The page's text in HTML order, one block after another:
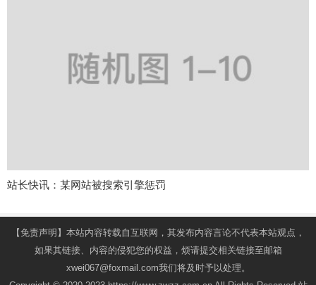
站长快讯：某网站被搜索引擎惩罚
【免责声明】本站内容转载自互联网，其发布内容言论不代表本站观点，
如果其链接、内容的侵犯您的权益，烦请提交相关链接至邮箱
xwei067@foxmail.com我们将及时予以处理。